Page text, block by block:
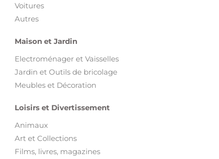
Voitures
Autres
Maison et Jardin
Electroménager et Vaisselles
Jardin et Outils de bricolage
Meubles et Décoration
Loisirs et Divertissement
Animaux
Art et Collections
Films, livres, magazines